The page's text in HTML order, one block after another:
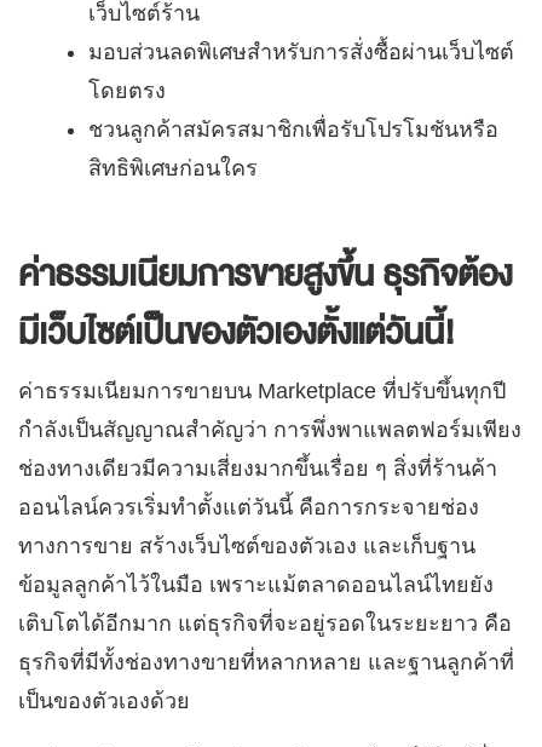
เว็บไซต์ร้าน
มอบส่วนลดพิเศษสำหรับการสั่งซื้อผ่านเว็บไซต์
โดยตรง
ชวนลูกค้าสมัครสมาชิกเพื่อรับโปรโมชันหรือ
สิทธิพิเศษก่อนใคร
ค่าธรรมเนียมการขายสูงขึ้น ธุรกิจต้อง
มีเว็บไซต์เป็นของตัวเองตั้งแต่วันนี้!
ค่าธรรมเนียมการขายบน Marketplace ที่ปรับขึ้นทุกปี
กำลังเป็นสัญญาณสำคัญว่า การพึ่งพาแพลตฟอร์มเพียง
ช่องทางเดียวมีความเสี่ยงมากขึ้นเรื่อย ๆ สิ่งที่ร้านค้า
ออนไลน์ควรเริ่มทำตั้งแต่วันนี้ คือการกระจายช่อง
ทางการขาย สร้างเว็บไซต์ของตัวเอง และเก็บฐาน
ข้อมูลลูกค้าไว้ในมือ เพราะแม้ตลาดออนไลน์ไทยยัง
เติบโตได้อีกมาก แต่ธุรกิจที่จะอยู่รอดในระยะยาว คือ
ธุรกิจที่มีทั้งช่องทางขายที่หลากหลาย และฐานลูกค้าที่
เป็นของตัวเองด้วย